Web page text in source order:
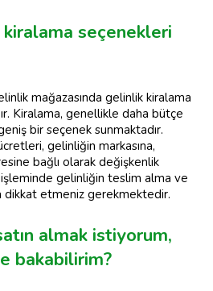
seçenekleri
mağazasında gelinlik kiralama
Kiralama, genellikle daha bütçe
bir seçenek sunmaktadır.
gelinliğin markasına,
bağlı olarak değişkenlik
gelinliğin teslim alma ve
dikkat etmeniz gerekmektedir.
almak istiyorum,
bakabilirim?